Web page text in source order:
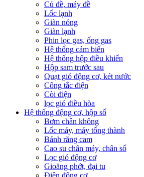
Củ đề, máy đề
Lốc lạnh
Giàn nóng
Giàn lạnh
Phin lọc gas, ống gas
Hệ thống cảm biến
Hệ thống hộp điều khiển
Hộp sam trước sau
Quạt gió động cơ, két nước
Công tắc điện
Còi điện
lọc gió điều hòa
Hệ thống động cơ, hộp số
Bơm chân không
Lốc máy, máy tổng thành
Bánh răng cam
Cao su chân máy, chân số
Lọc gió động cơ
Gioăng phớt, đại tu
Điện động cơ